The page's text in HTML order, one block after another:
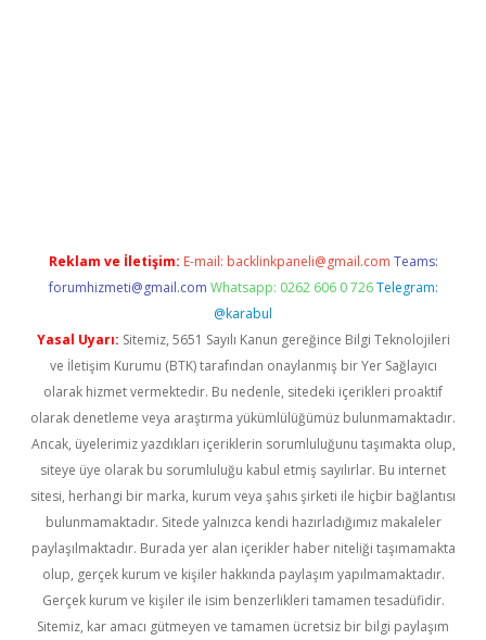
Reklam ve İletişim: E-mail: backlinkpaneli@gmail.com Teams:
forumhizmeti@gmail.com Whatsapp: 0262 606 0 726 Telegram:
@karabul
Yasal Uyarı: Sitemiz, 5651 Sayılı Kanun gereğince Bilgi Teknolojileri
ve İletişim Kurumu (BTK) tarafından onaylanmış bir Yer Sağlayıcı
olarak hizmet vermektedir. Bu nedenle, sitedeki içerikleri proaktif
olarak denetleme veya araştırma yükümlülüğümüz bulunmamaktadır.
Ancak, üyelerimiz yazdıkları içeriklerin sorumluluğunu taşımakta olup,
siteye üye olarak bu sorumluluğu kabul etmiş sayılırlar. Bu internet
sitesi, herhangi bir marka, kurum veya şahıs şirketi ile hiçbir bağlantısı
bulunmamaktadır. Sitede yalnızca kendi hazırladığımız makaleler
paylaşılmaktadır. Burada yer alan içerikler haber niteliği taşımamakta
olup, gerçek kurum ve kişiler hakkında paylaşım yapılmamaktadır.
Gerçek kurum ve kişiler ile isim benzerlikleri tamamen tesadüfidir.
Sitemiz, kar amacı gütmeyen ve tamamen ücretsiz bir bilgi paylaşım